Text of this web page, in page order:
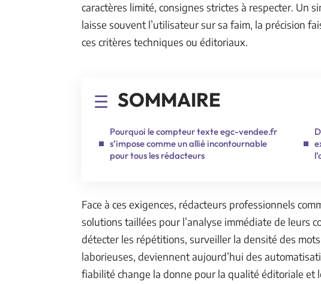
caractères limité, consignes strictes à respecter. Un
laisse souvent l’utilisateur sur sa faim, la précision
ces critères techniques ou éditoriaux.
SOMMAIRE
Pourquoi le compteur texte egc-vendee.fr
s’impose comme un allié incontournable
pour tous les rédacteurs
Face à ces exigences, rédacteurs professionnels
solutions taillées pour l’analyse immédiate de leurs
détecter les répétitions, surveiller la densité des
laborieuses, deviennent aujourd’hui des
fiabilité change la donne pour la qualité éditoriale et